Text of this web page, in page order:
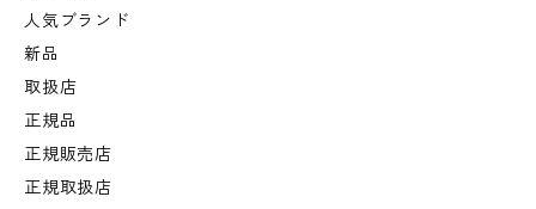
人気ブランド
新品
取扱店
正規品
正規販売店
正規取扱店